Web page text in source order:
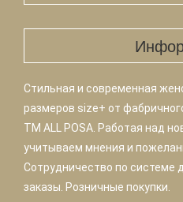
Стильная и современная
размеров size+ от
TM ALL POSA. Работая над
учитываем мнения и
Сотрудничество по системе
заказы. Розничные покупки.